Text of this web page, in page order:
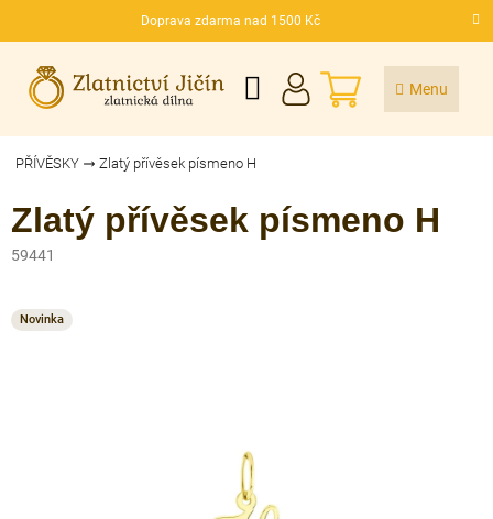
Doprava zdarma nad 1500 Kč
CZK
NÁKUPNÍ
KOŠÍK
PŘÍVĚSKY Zlatý přívěsek písmeno H
Zlatý přívěsek písmeno H
59441
Novinka